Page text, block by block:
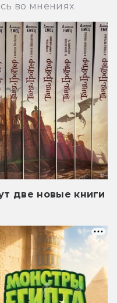
во мнениях
две новые книги